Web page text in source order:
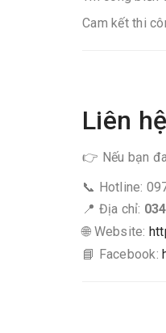
Cam kết thi
Liên
👉 Nếu bạn
📞 Hotline:
📍 Địa chỉ:
🌐 Website:
📘 Facebook: